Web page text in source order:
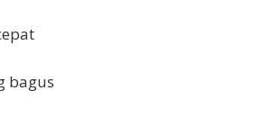
bagus